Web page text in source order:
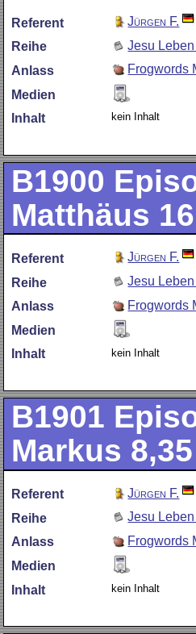
Referent Jürgen F.
Reihe
Jesu
Anlass
Frogwords
Medien
Inhalt
kein Inhalt
B1900
Matthäus
Referent Jürgen F.
Reihe
Jesu
Anlass
Frogwords
Medien
Inhalt
kein Inhalt
B1901
Markus
Referent Jürgen F.
Reihe
Jesu
Anlass
Frogwords
Medien
Inhalt
kein Inhalt